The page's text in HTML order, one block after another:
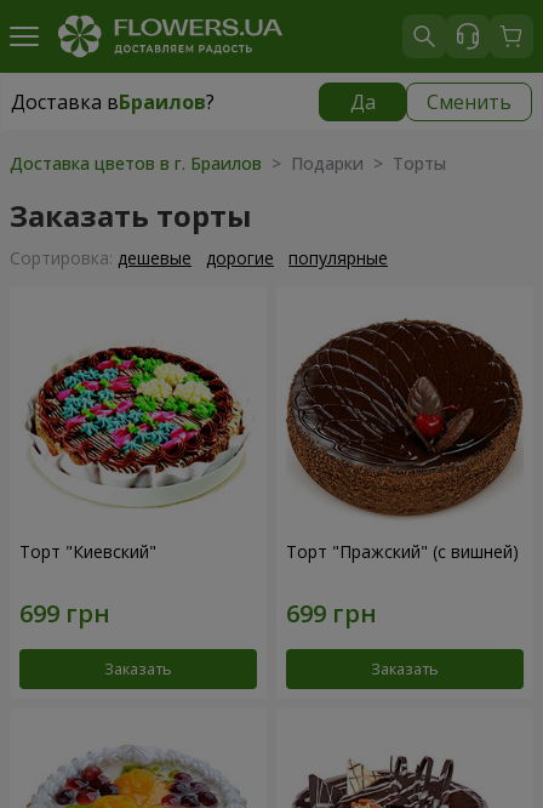
Доставка вБраилов? Да Сменить
Доставка вБраилов|
Доставка цветов в г. Браилов > Подарки > Торты
Заказать торты
Cортировка: дешевые дорогие популярные
Торт "Киевский"
Заказать
Торт "Пражский" (с вишней)
Заказать